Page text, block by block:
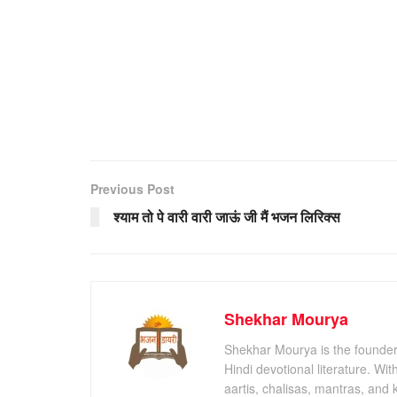
Previous Post
श्याम तो पे वारी वारी जाऊं जी मैं भजन लिरिक्स
Shekhar Mourya
Shekhar Mourya is the
Hindi devotional literature.
aartis, chalisas, mantras, and